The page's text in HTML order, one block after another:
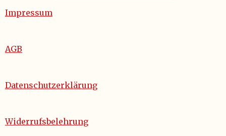
Impressum
AGB
Datenschutzerklärung
Widerrufsbelehrung